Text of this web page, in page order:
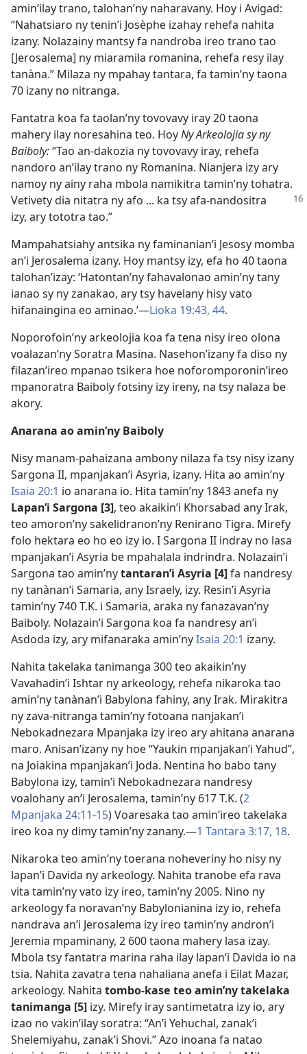
amin’ilay trano, talohan’ny naharavany. Hoy i Avigad:
“Nahatsiaro ny tenin’i Josèphe izahay rehefa nahita
izany. Nolazainy mantsy fa nandroba ireo trano tao
[Jerosalema] ny miaramila romanina, rehefa resy ilay
tanàna.” Milaza ny mpahay tantara, fa tamin’ny taona
70 izany no nitranga.
Fantatra koa fa taolan’ny tovovavy iray 20 taona
mahery ilay noresahina teo. HoyNy Arkeolojia sy ny
Baiboly:“Tao an-dakozia ny tovovavy iray, rehefa
nandoro an’ilay trano ny Romanina. Nianjera izy ary
namoy ny ainy raha mbola namikitra tamin’ny tohatra.
Vetivety dia nitatra ny afo ... ka tsy afa-nandositra
izy, ary tototra tao.”
Mampahatsiahy antsika ny faminanian’i Jesosy momba
an’i Jerosalema izany. Hoy mantsy izy, efa ho 40 taona
talohan’izay: ‘Hatontan’ny fahavalonao amin’ny tany
ianao sy ny zanakao, ary tsy havelany hisy vato
hifanaingina eo aminao.’—Lioka 19:43, 44.
Noporofoin’ny arkeolojia koa fa tena nisy ireo olona
voalazan’ny Soratra Masina. Nasehon’izany fa diso ny
filazan’ireo mpanao tsikera hoe noforomporonin’ireo
mpanoratra Baiboly fotsiny izy ireny, na tsy nalaza be
akory.
Anarana ao amin’ny Baiboly
Nisy manam-pahaizana ambony nilaza fa tsy nisy izany
Sargona II, mpanjakan’i Asyria, izany. Hita ao amin’ny
Isaia 20:1 io anarana io. Hita tamin’ny 1843 anefa ny
Lapan’i Sargona [3], teo akaikin’i Khorsabad any Irak,
teo amoron’ny sakelidranon’ny Renirano Tigra. Mirefy
folo hektara eo ho eo izy io. I Sargona II indray no lasa
mpanjakan’i Asyria be mpahalala indrindra. Nolazain’i
Sargona tao amin’nytantaran’i Asyria [4]fa nandresy
ny tanànan’i Samaria, any Israely, izy. Resin’i Asyria
tamin’ny 740 T.K. i Samaria, araka ny fanazavan’ny
Baiboly. Nolazain’i Sargona koa fa nandresy an’i
Asdoda izy, ary mifanaraka amin’nyIsaia 20:1 izany.
Nahita takelaka tanimanga 300 teo akaikin’ny
Vavahadin’i Ishtar ny arkeology, rehefa nikaroka tao
amin’ny tanànan’i Babylona fahiny, any Irak. Mirakitra
ny zava-nitranga tamin’ny fotoana nanjakan’i
Nebokadnezara Mpanjaka izy ireo ary ahitana anarana
maro. Anisan’izany ny hoe “Yaukin mpanjakan’i Yahud”,
na Joiakina mpanjakan’i Joda. Nentina ho babo tany
Babylona izy, tamin’i Nebokadnezara nandresy
voalohany an’i Jerosalema, tamin’ny 617 T.K. (2
Mpanjaka 24:11-15) Voaresaka tao amin’ireo takelaka
ireo koa ny dimy tamin’ny zanany.—1 Tantara 3:17, 18.
Nikaroka teo amin’ny toerana noheveriny ho nisy ny
lapan’i Davida ny arkeology. Nahita tranobe efa rava
vita tamin’ny vato izy ireo, tamin’ny 2005. Nino ny
arkeology fa noravan’ny Babylonianina izy io, rehefa
nandrava an’i Jerosalema izy ireo tamin’ny andron’i
Jeremia mpaminany, 2 600 taona mahery lasa izay.
Mbola tsy fantatra marina raha ilay lapan’i Davida io na
tsia. Nahita zavatra tena nahaliana anefa i Eilat Mazar,
arkeology. Nahita tombo-kase teo amin’ny takelaka
tanimanga [5] izy. Mirefy iray santimetatra izy io, ary
izao no vakin’ilay soratra: “An’i Yehuchal, zanak’i
Shelemiyahu, zanak’i Shovi.” Azo inoana fa natao